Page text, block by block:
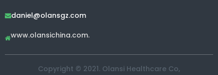
daniel@olansgz.com
www.olansichina.com.
Copyright © 2021. Olansi Healthcare Co,